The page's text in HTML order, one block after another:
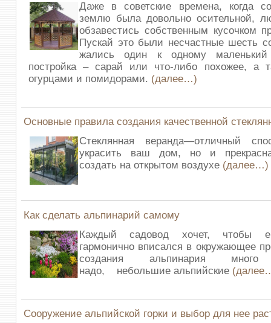
Даже в советские времена, когда
землю была довольно осительной,
обзавестись собственным кусочком
Пускай это были несчастные шесть
жались один к одному
постройка – сарай или что-либо похожее, а
огурцами и помидорами. (далее…)
Основные правила создания качественной
Стеклянная веранда—отличный
украсить ваш дом, но и
создать на открытом воздухе (далее…)
Как сделать альпинарий самому
Каждый садовод хочет, чтобы
гармонично вписался в окружающее
создания альпинария
надо, небольшие альпийские
Сооружение альпийской горки и выбор для нее